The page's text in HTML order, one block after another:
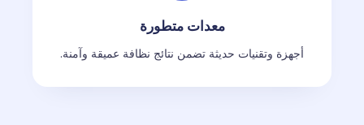
معدات متطورة
أجهزة وتقنيات حديثة تضمن نتائج نظافة عميقة وآمنة.